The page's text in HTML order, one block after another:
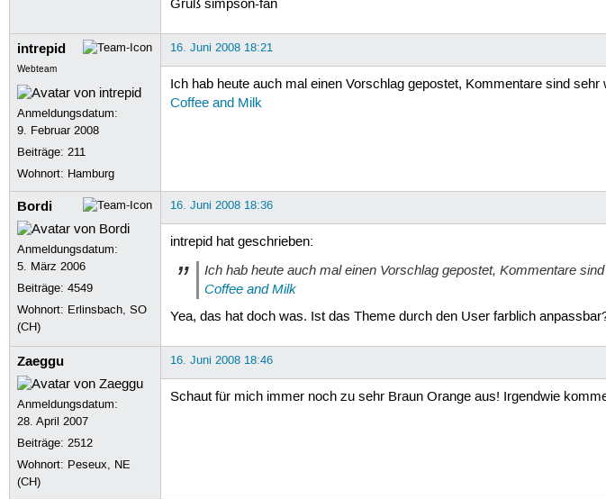
Gruß simpson-fan
intrepid
Webteam
Anmeldungsdatum:
9. Februar 2008
Beiträge:211
Wohnort: Hamburg
16. Juni 2008 18:21
Ich hab heute auch mal einen Vorschlag gepostet, Kommentare sind
Coffee and Milk
Bordi
Anmeldungsdatum:
5. März 2006
Beiträge:4549
Wohnort: Erlinsbach, SO
(CH)
16. Juni 2008 18:36
intrepid hat geschrieben:
Ich hab heute auch mal einen Vorschlag gepostet, Kommentare
Coffee and Milk
Yea, das hat doch was. Ist das Theme durch den User farblich
Zaeggu
Anmeldungsdatum:
28. April 2007
Beiträge:2512
Wohnort: Peseux, NE
(CH)
16. Juni 2008 18:46
Schaut für mich immer noch zu sehr Braun Orange aus! Irgendwie